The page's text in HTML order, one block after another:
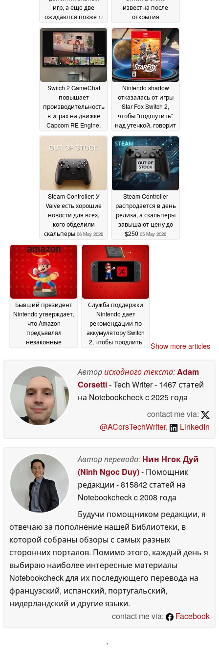
игр, а еще две
ожидаются позже 17
May 2026
известна после
открытия
заказа за $80
12 May
2026
Switch 2 GameChat
повышает
производительность
в играх на движке
Capcom RE Engine,
11
May 2026
Nintendo shadow
отказалась от игры
Star Fox Switch 2,
чтобы "подшутить"
над утечкой, говорит
08 May 2026
Steam Controller: У
Valve есть хорошие
новости для всех,
кого обделили
скальперы 06 May 2026
Steam Controller
распродается в день
релиза, а скальперы
завышают цену до
$250 05 May 2026
Бывший президент
Nintendo утверждает,
что Amazon
предъявлял
незаконные
напряженность
усилилась02 May 2026
Служба поддержки
Nintendo дает
рекомендации по
аккумулятору Switch
2, чтобы продлить
01 May 2026
Show more articles
Авторисходного текста:Adam
Corsetti- Tech Writer- 1467 статей
на Notebookcheckc 2025 года
contact me via:
@ACorsTechWriter, LinkedIn
Автор перевода: Нин Нгок Дуй
(Ninh Ngoc Duy)- Помощник
редакции - 815842 статей на
Notebookcheckc 2008 года
Будучи помощником редакции, я
отвечаю за пополнение нашей Библиотеки, в
которой собраны обзоры с самых разных
сторонних порталов. Помимо этого, каждый день я
выбираю наиболее интересные материалы
Notebookcheck для их последующего перевода на
французский, испанский, португальский,
нидерландский и другие языки.
contact me via:
Facebook
'